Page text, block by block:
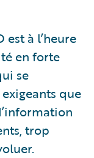
est à l’heure
en forte
se
que
trop